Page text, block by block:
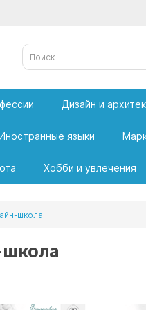
Дизайн и
языки
Хобби и увлечения
школа